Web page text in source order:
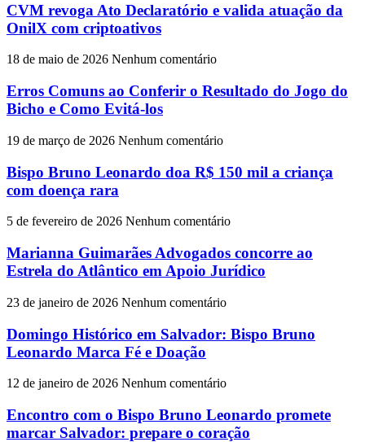
CVM revoga Ato Declaratório e valida atuação da
OnilX com criptoativos
18 de maio de 2026 Nenhum comentário
Erros Comuns ao Conferir o Resultado do Jogo do
Bicho e Como Evitá-los
19 de março de 2026 Nenhum comentário
Bispo Bruno Leonardo doa R$ 150 mil a criança
com doença rara
5 de fevereiro de 2026 Nenhum comentário
Marianna Guimarães Advogados concorre ao
Estrela do Atlântico em Apoio Jurídico
23 de janeiro de 2026 Nenhum comentário
Domingo Histórico em Salvador: Bispo Bruno
Leonardo Marca Fé e Doação
12 de janeiro de 2026 Nenhum comentário
Encontro com o Bispo Bruno Leonardo promete
marcar Salvador: prepare o coração